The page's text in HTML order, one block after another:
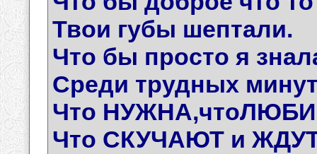
Твои губы шептали.
Что бы просто я
Среди трудных
Что
Что СКУЧАЮТ и